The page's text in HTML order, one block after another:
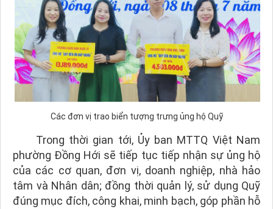
Các đơn vị trao biển tượng trưng ủng hộ Quỹ
Trong thời gian tới, Ủy ban MTTQ Việt Nam
phường Đồng Hới sẽ tiếp tục tiếp nhận sự ủng hộ
của các cơ quan, đơn vị, doanh nghiệp, nhà hảo
tâm và Nhân dân; đồng thời quản lý, sử dụng Quỹ
đúng mục đích, công khai, minh bạch, góp phần hỗ